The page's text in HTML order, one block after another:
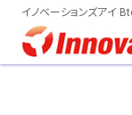
イノベーションズアイ